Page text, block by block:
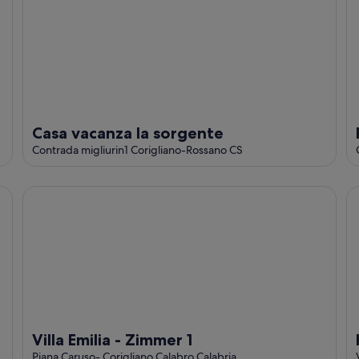
Casa vacanza la sorgente
Contrada migliurin1 Corigliano-Rossano CS
Villa Emilia - Zimmer 1